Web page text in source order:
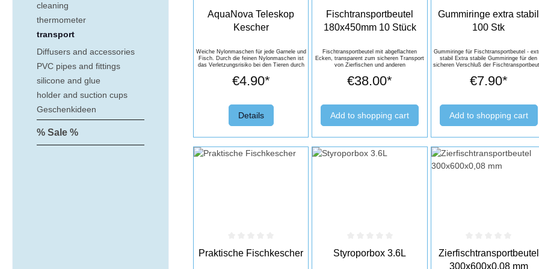
cleaning
thermometer
transport
Diffusers and accessories
PVC pipes and fittings
silicone and glue
holder and suction cups
Geschenkideen
% Sale %
Average rating of 0 out of 5 stars
AquaNova Teleskop
Kescher
Weiche Nylonmaschen für jede Garnele und
Fisch. Durch die feinen Nylonmaschen ist
das Verletzungsrisiko bei den Tieren durch
€4.90*
Details
Average rating of 0 out of 5 stars
Fischtransportbeutel
180x450mm 10 Stück
Fischtransportbeutel mit abgeflachten
Ecken, transparent zum sicheren Transport
von Zierfischen und anderen
mit unseren optional erhältlichen
Gummiringen. Materialstärke 60µm.
€38.00*
Add to shopping cart
Average rating of 0 out of 5
Gummiringe extra stabil
100 Stk
Gummiringe für Fischtransportbeutel -
stabil Extra stabile Gummiringe für den
sicheren Verschluß der
€7.90*
Add to shopping cart
Average rating of 0 out of 5 stars
Praktische Fischkescher Average rating of 0 out of 5 stars
Styroporbox 3.6L Average rating of 0 out of 5
Zierfischtransportbeutel
300x600x0,08 mm